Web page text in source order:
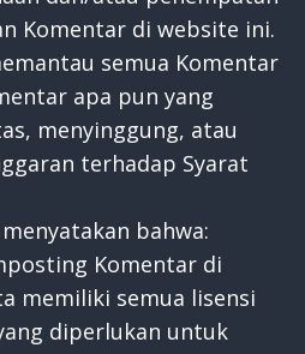
Komentar di website ini.
semua Komentar
apa pun yang
menyinggung, atau
terhadap Syarat
bahwa:
Komentar di
memiliki semua lisensi
diperlukan untuk